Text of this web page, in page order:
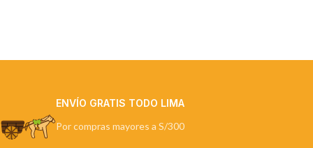
ENVÍO GRATIS TODO LIMA
Por compras mayores a S/300